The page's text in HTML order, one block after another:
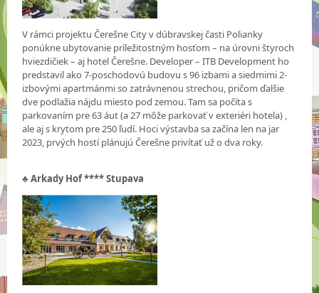
V rámci projektu Čerešne City v dúbravskej časti Polianky
ponúkne ubytovanie príležitostným hosťom – na úrovni štyroch
hviezdičiek – aj hotel Čerešne. Developer – ITB Development ho
predstavil ako 7-poschodovú budovu s 96 izbami a siedmimi 2-
izbovými apartmánmi so zatrávnenou strechou, pričom ďalšie
dve podlažia nájdu miesto pod zemou. Tam sa počíta s
parkovaním pre 63 áut (a 27 môže parkovať v exteriéri hotela) ,
ale aj s krytom pre 250 ľudí. Hoci výstavba sa začína len na jar
2023, prvých hostí plánujú Čerešne privítať už o dva roky.
♣Arkady Hof **** Stupava